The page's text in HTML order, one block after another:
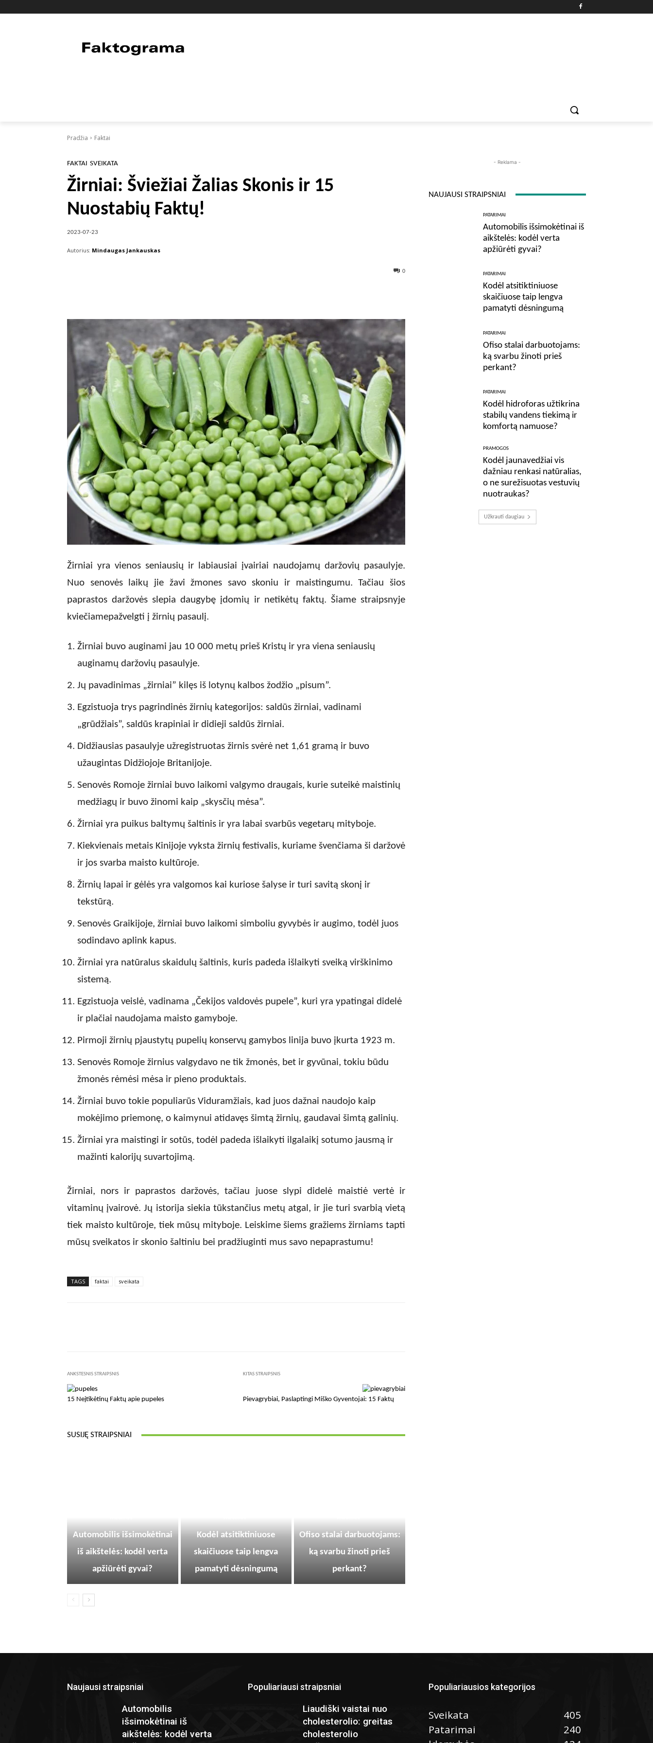
Pradžia Faktai
FAKTAI SVEIKATA
Žirniai: Šviežiai Žalias Skonis ir 15
Nuostabių Faktų!
2023-07-23
Autorius: Mindaugas Jankauskas
0
Žirniai yra vienos seniausių ir labiausiai įvairiai naudojamų daržovių pasaulyje.
Nuo senovės laikų jie žavi žmones savo skoniu ir maistingumu. Tačiau šios
paprastos daržovės slepia daugybę įdomių ir netikėtų faktų. Šiame straipsnyje
kviečiamepažvelgti į žirnių pasaulį.
Žirniai buvo auginami jau 10 000 metų prieš Kristų ir yra viena seniausių
auginamų daržovių pasaulyje.
Jų pavadinimas „žirniai” kilęs iš lotynų kalbos žodžio „pisum”.
Egzistuoja trys pagrindinės žirnių kategorijos: saldūs žirniai, vadinami
„grūdžiais”, saldūs krapiniai ir didieji saldūs žirniai.
Didžiausias pasaulyje užregistruotas žirnis svėrė net 1,61 gramą ir buvo
užaugintas Didžiojoje Britanijoje.
Senovės Romoje žirniai buvo laikomi valgymo draugais, kurie suteikė maistinių
medžiagų ir buvo žinomi kaip „skysčių mėsa”.
Žirniai yra puikus baltymų šaltinis ir yra labai svarbūs vegetarų mityboje.
Kiekvienais metais Kinijoje vyksta žirnių festivalis, kuriame švenčiama ši daržovė
ir jos svarba maisto kultūroje.
Žirnių lapai ir gėlės yra valgomos kai kuriose šalyse ir turi savitą skonį ir
tekstūrą.
Senovės Graikijoje, žirniai buvo laikomi simboliu gyvybės ir augimo, todėl juos
sodindavo aplink kapus.
Žirniai yra natūralus skaidulų šaltinis, kuris padeda išlaikyti sveiką virškinimo
sistemą.
Egzistuoja veislė, vadinama „Čekijos valdovės pupele”, kuri yra ypatingai didelė
ir plačiai naudojama maisto gamyboje.
Pirmoji žirnių pjaustytų pupelių konservų gamybos linija buvo įkurta 1923 m.
Senovės Romoje žirnius valgydavo ne tik žmonės, bet ir gyvūnai, tokiu būdu
žmonės rėmėsi mėsa ir pieno produktais.
Žirniai buvo tokie populiarūs Viduramžiais, kad juos dažnai naudojo kaip
mokėjimo priemonę, o kaimynui atidavęs šimtą žirnių, gaudavai šimtą galinių.
Žirniai yra maistingi ir sotūs, todėl padeda išlaikyti ilgalaikį sotumo jausmą ir
mažinti kalorijų suvartojimą.
Žirniai, nors ir paprastos daržovės, tačiau juose slypi didelė maistiė vertė ir
vitaminų įvairovė. Jų istorija siekia tūkstančius metų atgal, ir jie turi svarbią vietą
tiek maisto kultūroje, tiek mūsų mityboje. Leiskime šiems gražiems žirniams tapti
mūsų sveikatos ir skonio šaltiniu bei pradžiuginti mus savo nepaprastumu!
TAGS faktai sveikata
ANKSTESNIS STRAIPSNIS
15 Neįtikėtinų Faktų apie pupeles
KITAS STRAIPSNIS
Pievagrybiai, Paslaptingi Miško Gyventojai: 15 Faktų
SUSIJĘ STRAIPSNIAI
Automobilis išsimokėtinai
iš aikštelės: kodėl verta
apžiūrėti gyvai?
Kodėl atsitiktiniuose
skaičiuose taip lengva
pamatyti dėsningumą
Ofiso stalai darbuotojams:
ką svarbu žinoti prieš
perkant?
- Reklama -
NAUJAUSI STRAIPSNIAI
PATARIMAI
Automobilis išsimokėtinai iš
aikštelės: kodėl verta
apžiūrėti gyvai?
PATARIMAI
Kodėl atsitiktiniuose
skaičiuose taip lengva
pamatyti dėsningumą
PATARIMAI
Ofiso stalai darbuotojams:
ką svarbu žinoti prieš
perkant?
PATARIMAI
Kodėl hidroforas užtikrina
stabilų vandens tiekimą ir
komfortą namuose?
PRAMOGOS
Kodėl jaunavedžiai vis
dažniau renkasi natūralias,
o ne surežisuotas vestuvių
nuotraukas?
Užkrauti daugiau
Naujausi straipsniai
Automobilis
išsimokėtinai iš
aikštelės: kodėl verta
Populiariausi straipsniai
Liaudiški vaistai nuo
cholesterolio: greitas
cholesterolio
Populiariausios kategorijos
Sveikata
405
Patarimai
240